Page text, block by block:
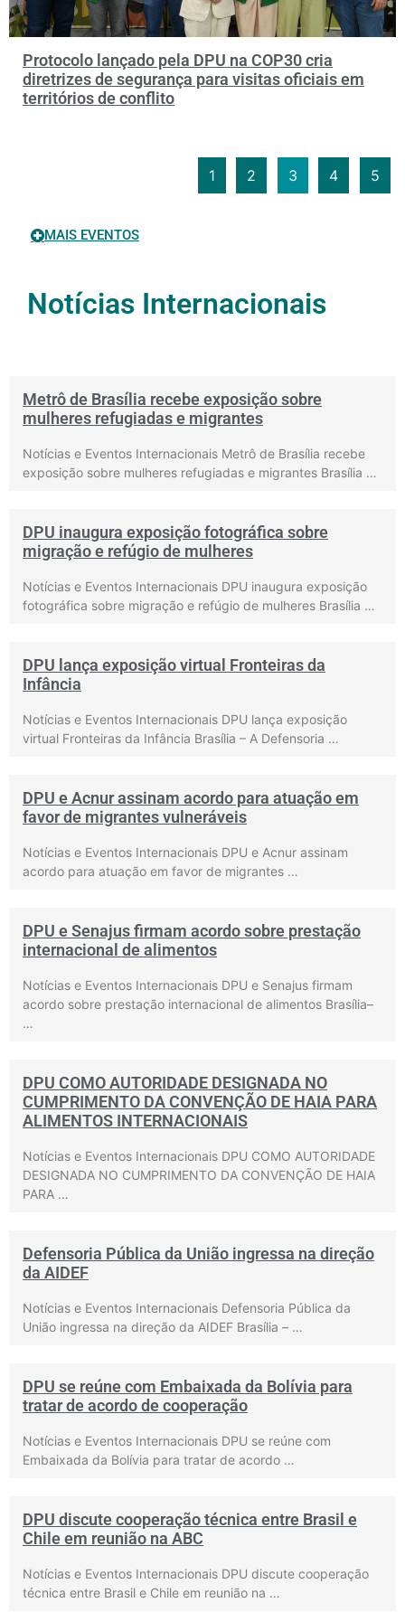
Protocolo lançado pela DPU na COP30 cria
diretrizes de segurança para visitas oficiais em
territórios de conflito
1 2 3 4 5
MAIS EVENTOS
Notícias Internacionais
Metrô de Brasília recebe exposição sobre
mulheres refugiadas e migrantes
Notícias e Eventos Internacionais Metrô de Brasília recebe
exposição sobre mulheres refugiadas e migrantes Brasília …
DPU inaugura exposição fotográfica sobre
migração e refúgio de mulheres
Notícias e Eventos Internacionais DPU inaugura exposição
fotográfica sobre migração e refúgio de mulheres Brasília …
DPU lança exposição virtual Fronteiras da
Infância
Notícias e Eventos Internacionais DPU lança exposição
virtual Fronteiras da Infância Brasília – A Defensoria …
DPU e Acnur assinam acordo para atuação em
favor de migrantes vulneráveis
Notícias e Eventos Internacionais DPU e Acnur assinam
acordo para atuação em favor de migrantes …
DPU e Senajus firmam acordo sobre prestação
internacional de alimentos
Notícias e Eventos Internacionais DPU e Senajus firmam
acordo sobre prestação internacional de alimentos Brasília–
…
DPU COMO AUTORIDADE DESIGNADA NO
CUMPRIMENTO DA CONVENÇÃO DE HAIA PARA
ALIMENTOS INTERNACIONAIS
Notícias e Eventos Internacionais DPU COMO AUTORIDADE
DESIGNADA NO CUMPRIMENTO DA CONVENÇÃO DE HAIA
PARA …
Defensoria Pública da União ingressa na direção
da AIDEF
Notícias e Eventos Internacionais Defensoria Pública da
União ingressa na direção da AIDEF Brasília – …
DPU se reúne com Embaixada da Bolívia para
tratar de acordo de cooperação
Notícias e Eventos Internacionais DPU se reúne com
Embaixada da Bolívia para tratar de acordo …
DPU discute cooperação técnica entre Brasil e
Chile em reunião na ABC
Notícias e Eventos Internacionais DPU discute cooperação
técnica entre Brasil e Chile em reunião na …